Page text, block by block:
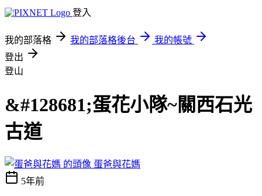
登入
我的部落格 我的部落格後台
我的帳號
登出
登山
&#128681;蛋花小隊~關西石光
古道
蛋爸與花媽
5年前